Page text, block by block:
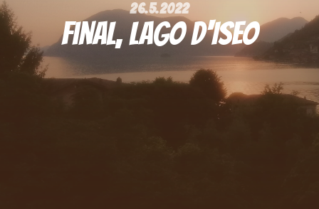
26.5.2022
Final, Lago d'Iseo